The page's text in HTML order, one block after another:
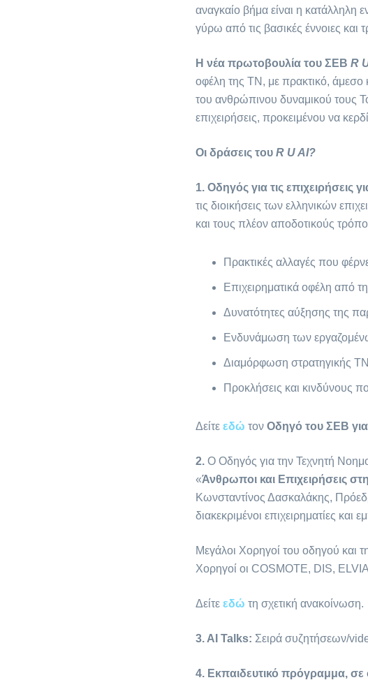
αναγκαίο βήμα είναι η κατάλληλη
γύρω από τις βασικές έννοιες και
Η νέα πρωτοβουλία του ΣΕΒ R
οφέλη της ΤΝ, με πρακτικό, άμεσο
του ανθρώπινου δυναμικού τους
επιχειρήσεις, προκειμένου να
Οι δράσεις του R U AI?
1. Οδηγός για τις
τις διοικήσεις των ελληνικών
και τους πλέον αποδοτικούς
Πρακτικές αλλαγές που
Επιχειρηματικά οφέλη από
Δυνατότητες αύξησης της
Ενδυνάμωση των
Διαμόρφωση στρατηγικής ΤΝ
Προκλήσεις και κινδύνους
Δείτε εδώ τον Οδηγό του ΣΕΒ
2.Ο Οδηγός για την Τεχνητή
«Άνθρωποι και Επιχειρήσεις
Κωνσταντίνος Δασκαλάκης,
διακεκριμένοι επιχειρηματίες και
Μεγάλοι Χορηγοί του οδηγού και
Χορηγοί οι COSMOTE, DIS,
Δείτε εδώ τη σχετική ανακοίνωση.
3. AI Talks: Σειρά συζητήσεων/
4. Εκπαιδευτικό πρόγραμμα,